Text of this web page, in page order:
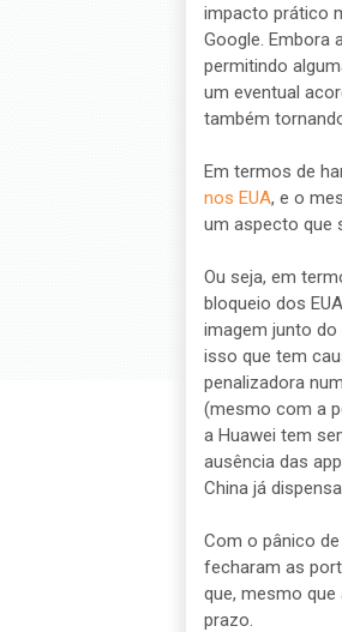
impacto prático
Google. Embora
permitindo
um eventual
também
Em termos de
nos EUA, e o
um aspecto que
Ou seja, em
bloqueio dos
imagem junto do
isso que tem
penalizadora
(mesmo com a
a Huawei tem
ausência das
China já
Com o pânico
fecharam as
que, mesmo
prazo.